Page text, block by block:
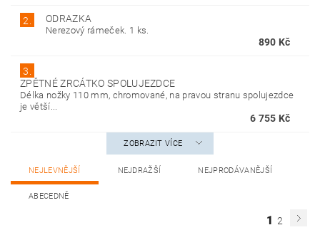
2. ODRAZKA
Nerezový rámeček. 1 ks.
890 Kč
3.
ZPĚTNÉ ZRCÁTKO SPOLUJEZDCE
Délka nožky 110 mm, chromované, na pravou stranu spolujezdce
je větší...
6 755 Kč
ZOBRAZIT VÍCE
NEJLEVNĚJŠÍ NEJDRAŽŠÍ NEJPRODÁVANĚJŠÍ
ABECEDNĚ
1 2